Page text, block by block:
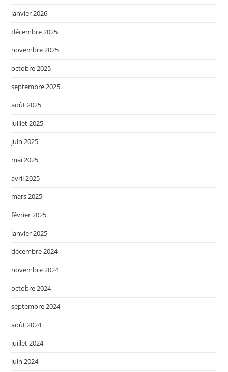
janvier 2026
décembre 2025
novembre 2025
octobre 2025
septembre 2025
août 2025
juillet 2025
juin 2025
mai 2025
avril 2025
mars 2025
février 2025
janvier 2025
décembre 2024
novembre 2024
octobre 2024
septembre 2024
août 2024
juillet 2024
juin 2024